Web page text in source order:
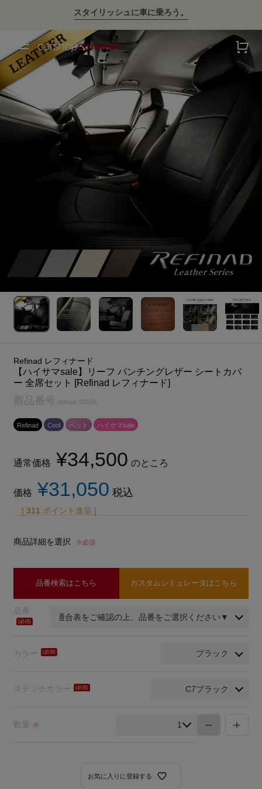
💛ハイサマーsale💛
Refinad レフィナード
【ハイサマsale】リーフ パンチングレザー シートカバ
ー 全席セット [Refinad レフィナード]
商品番号 refinad-00106
Refinad Cool ペット ハイサマsale
通常価格 ¥34,500 のところ
価格 ¥31,050 税込
[ 311 ポイント進呈 ]
商品詳細を選択 ※必須
品番検索はこちら カスタムシミュレータはこちら
品番
カラー
ステッチカラー
お気に入りに登録する
数量 ※